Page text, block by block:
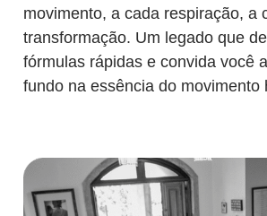
movimento, a cada respiração, a
transformação. Um legado que
fórmulas rápidas e convida você
fundo na essência do movimento